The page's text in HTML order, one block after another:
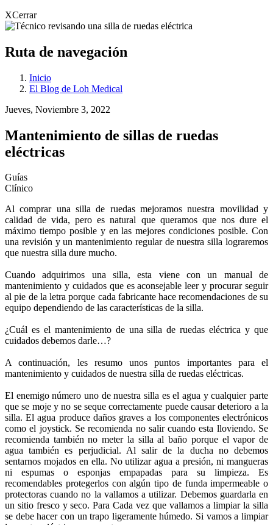
XCerrar
Ruta de navegación
Inicio
El Blog de Loh Medical
Jueves, Noviembre 3, 2022
Mantenimiento de sillas de ruedas
eléctricas
Guías
Clínico
Al comprar una silla de ruedas mejoramos nuestra movilidad y
calidad de vida, pero es natural que queramos que nos dure el
máximo tiempo posible y en las mejores condiciones posible. Con
una revisión y un mantenimiento regular de nuestra silla lograremos
que nuestra silla dure mucho.
Cuando adquirimos una silla, esta viene con un manual de
mantenimiento y cuidados que es aconsejable leer y procurar seguir
al pie de la letra porque cada fabricante hace recomendaciones de su
equipo dependiendo de las características de la silla.
¿Cuál es el mantenimiento de una silla de ruedas eléctrica y que
cuidados debemos darle…?
A continuación, les resumo unos puntos importantes para el
mantenimiento y cuidados de nuestra silla de ruedas eléctricas.
El enemigo número uno de nuestra silla es el agua y cualquier parte
que se moje y no se seque correctamente puede causar deterioro a la
silla. El agua produce daños graves a los componentes electrónicos
como el joystick. Se recomienda no salir cuando esta lloviendo. Se
recomienda también no meter la silla al baño porque el vapor de
agua también es perjudicial. Al salir de la ducha no debemos
sentarnos mojados en ella. No utilizar agua a presión, ni mangueras
ni espumas o esponjas empapadas para su limpieza. Es
recomendables protegerlos con algún tipo de funda impermeable o
protectoras cuando no la vallamos a utilizar. Debemos guardarla en
un sitio fresco y seco. Para Cada vez que vallamos a limpiar la silla
se debe hacer con un trapo ligeramente húmedo. Si vamos a limpiar